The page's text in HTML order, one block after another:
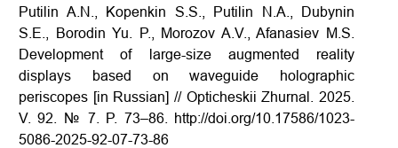
Putilin A.N., Kopenkin S.S., Putilin N.A., Dubynin
S.E., Borodin Yu. P., Morozov A.V., Afanasiev M.S.
Development of large-size augmented reality
displays based on waveguide holographic
periscopes [in Russian] // Opticheskii Zhurnal. 2025.
V. 92. № 7. P. 73–86.
http://doi.org/10.17586/1023-
5086-2025-92-07-73-86